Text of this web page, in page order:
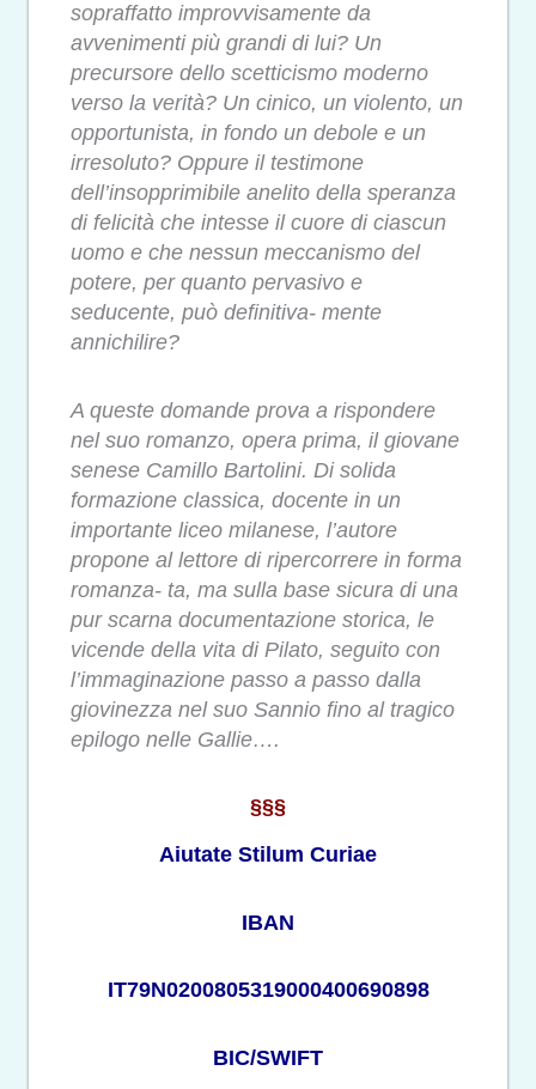
sopraffatto improvvisamente da
avvenimenti più grandi di lui? Un
precursore dello scetticismo moderno
verso la verità? Un cinico, un violento, un
opportunista, in fondo un debole e un
irresoluto? Oppure il testimone
dell’insopprimibile anelito della speranza
di felicità che intesse il cuore di ciascun
uomo e che nessun meccanismo del
potere, per quanto pervasivo e
seducente, può definitiva- mente
annichilire?
A queste domande prova a rispondere
nel suo romanzo, opera prima, il giovane
senese Camillo Bartolini. Di solida
formazione classica, docente in un
importante liceo milanese, l’autore
propone al lettore di ripercorrere in forma
romanza- ta, ma sulla base sicura di una
pur scarna documentazione storica, le
vicende della vita di Pilato, seguito con
l’immaginazione passo a passo dalla
giovinezza nel suo Sannio fino al tragico
epilogo nelle Gallie….
§§§
Aiutate Stilum Curiae
IBAN
IT79N0200805319000400690898
BIC/SWIFT